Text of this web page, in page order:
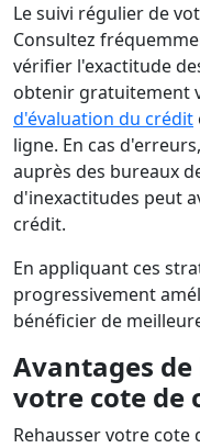
Le suivi régulier de
Consultez
vérifier l'exactitude
obtenir gratuitement
d'évaluation du crédit
ligne. En cas
auprès des bureaux
d'inexactitudes peut
crédit.
En appliquant ces
progressivement
bénéficier de
Avantages
votre cote de
Rehausser votre